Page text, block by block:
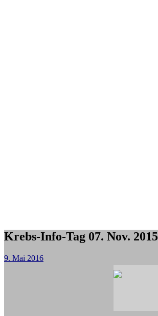
Krebs-Info-Tag 07. Nov. 2015
9. Mai 2016